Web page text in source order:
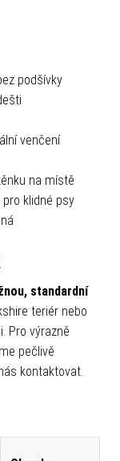
podšívky
venčení
na místě
pro klidné psy
standardní
teriér nebo
Pro výrazně
pečlivě
kontaktovat.